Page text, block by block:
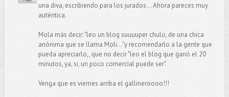
una diva, escribiendo para los jurados... Ahora pareces muy
auténtica.
Mola más decir: "leo un blog suuuuper chulo, de una chica
anónima que se llama Moli..."y recomendarlo a la gente que
pueda apreciarlo,, que no decir "leo el blog que ganó el 20
minutos, ya, si, un poco comercial puede ser".
Venga que es viernes arriba el gallineroooo!!!